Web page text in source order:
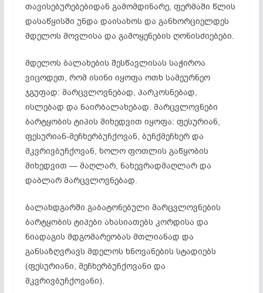
თავისებურებებიდან გამომდინარე, ფერმაში წლის
დასაწყისში უნდა დაისახოს და განხორციელდეს
მდელოს მოვლისა და გამოყენების ღონისძიებები.
მდელოს ბალახების შესწავლისას საჭიროა
ვიცოდეთ, რომ ისინი იყოფა ოთხ სამეურნეო
ჯგუფად: მარცვლოვნებად, პარკოსნებად,
ისლებად და ნაირბალახებად. მარცვლოვნები
ბარტყობის ტიპის მიხედვით იყოფა: ფესურიან,
ფესურიან-მეჩხერბუჩქოვან, ბუჩქმეჩხერ და
მკვრივბუჩქოვან, ხოლო ფოთლის გაწყობის
მიხედვით — მაღლარ, ნახევრადმაღლარ და
დაბლარ მარცვლოვნებად.
ბალახდგარში გაბატონებული მარცვლოვნების
ბარტყობის ტიპები ახასიათებს კორდისა და
ნიადაგის მდგომარეობას მთლიანად და
განსაზღვრავს მდელოს ხნოვანების სტადიებს
(ფესურიანი, მეჩხერბუჩქოვანი და
მკვრივბუჩქოვანი).